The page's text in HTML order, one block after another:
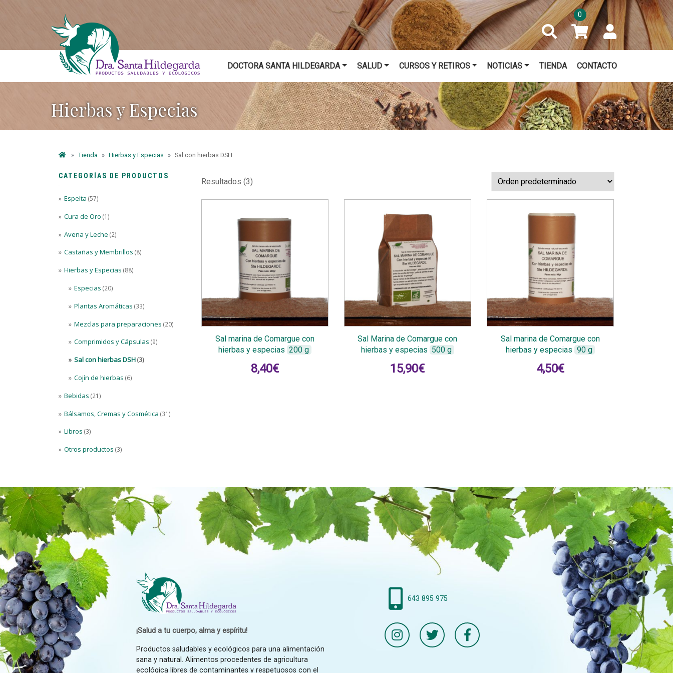
DOCTORA SANTA HILDEGARDA SALUD CURSOS Y RETIROS NOTICIAS TIENDA CONTACTO
0
Hierbas y Especias
Tienda Hierbas y Especias Sal con hierbas DSH
CATEGORÍAS DE PRODUCTOS
Espelta (57)
Cura de Oro (1)
Avena y Leche (2)
Castañas y Membrillos (8)
Hierbas y Especias (88)
Especias (20)
Plantas Aromáticas (33)
Mezclas para preparaciones (20)
Comprimidos y Cápsulas (9)
Sal con hierbas DSH(3)
Cojín de hierbas (6)
Bebidas (21)
Bálsamos, Cremas y Cosmética (31)
Libros (3)
Otros productos (3)
Resultados (3)
Sal marina de Comargue con
hierbas y especias 200 g
8,40€
Sal Marina de Comargue con
hierbas y especias 500 g
15,90€
Sal marina de Comargue con
hierbas y especias 90 g
4,50€
¡Salud a tu cuerpo, alma y espíritu!
Productos saludables y ecológicos para una alimentación
sana y natural. Alimentos procedentes de agricultura
ecológica libres de contaminantes y respetuosos con el
643 895 975